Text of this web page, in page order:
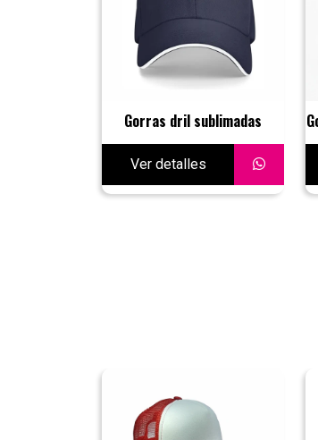
Gorras dril sublimadas
Ver detalles